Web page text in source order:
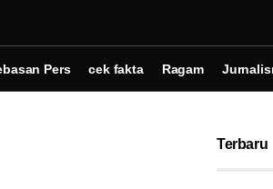
Pers cek fakta Ragam
Terbaru